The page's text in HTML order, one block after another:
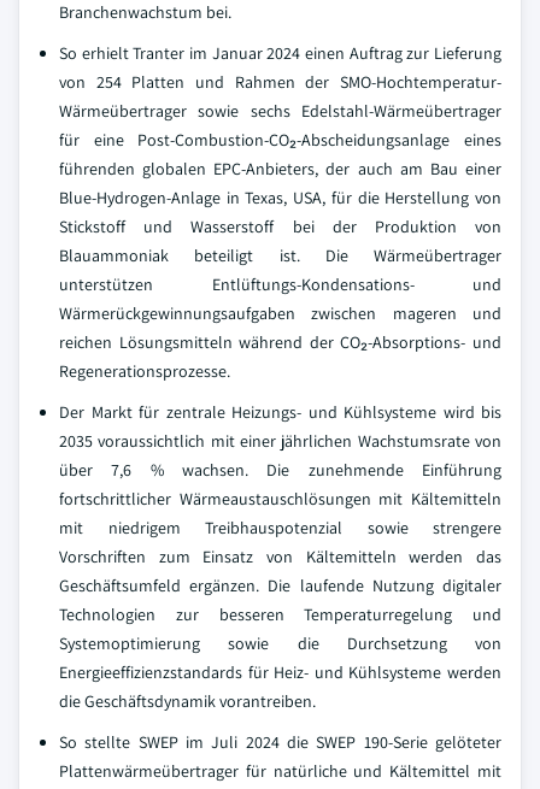
Branchenwachstum bei.
So erhielt Tranter im Januar 2024 einen Auftrag zur Lieferung
von 254 Platten und Rahmen der SMO-Hochtemperatur-
Wärmeübertrager sowie sechs Edelstahl-Wärmeübertrager
für eine Post-Combustion-CO₂-Abscheidungsanlage eines
führenden globalen EPC-Anbieters, der auch am Bau einer
Blue-Hydrogen-Anlage in Texas, USA, für die Herstellung von
Stickstoff und Wasserstoff bei der Produktion von
Blauammoniak beteiligt ist. Die Wärmeübertrager
unterstützen Entlüftungs-Kondensations- und
Wärmerückgewinnungsaufgaben zwischen mageren und
reichen Lösungsmitteln während der CO₂-Absorptions- und
Regenerationsprozesse.
Der Markt für zentrale Heizungs- und Kühlsysteme wird bis
2035 voraussichtlich mit einer jährlichen Wachstumsrate von
über 7,6 % wachsen. Die zunehmende Einführung
fortschrittlicher Wärmeaustauschlösungen mit Kältemitteln
mit niedrigem Treibhauspotenzial sowie strengere
Vorschriften zum Einsatz von Kältemitteln werden das
Geschäftsumfeld ergänzen. Die laufende Nutzung digitaler
Technologien zur besseren Temperaturregelung und
Systemoptimierung sowie die Durchsetzung von
Energieeffizienzstandards für Heiz- und Kühlsysteme werden
die Geschäftsdynamik vorantreiben.
So stellte SWEP im Juli 2024 die SWEP 190-Serie gelöteter
Plattenwärmeübertrager für natürliche und Kältemittel mit